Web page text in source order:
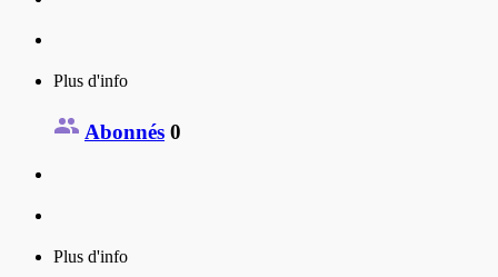
Plus d'info
Abonnés 0
Plus d'info